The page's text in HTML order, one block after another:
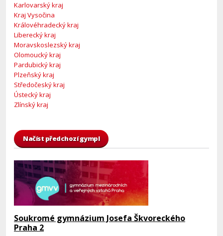
Karlovarský kraj
Kraj Vysočina
Královéhradecký kraj
Liberecký kraj
Moravskoslezský kraj
Olomoucký kraj
Pardubický kraj
Plzeňský kraj
Středočeský kraj
Ústecký kraj
Zlínský kraj
Načíst předchozí gympl
Soukromé gymnázium Josefa Škvoreckého
Praha 2